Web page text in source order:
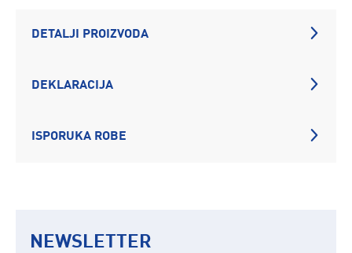
DETALJI PROIZVODA
DEKLARACIJA
ISPORUKA ROBE
NEWSLETTER